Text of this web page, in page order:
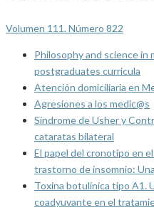
Volumen 111. Número 822
Philosophy and science in
postgraduates curricula
Atención domiciliaria en
Agresiones a los medic@s
Síndrome de Usher y
cataratas bilateral
El papel del cronotipo en
trastorno de insomnio:
Toxina botulínica tipo A1.
coadyuvante en el